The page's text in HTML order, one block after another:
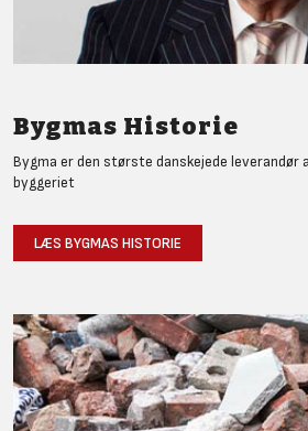
Bygmas Historie
Bygma er den største danskejede leverandør
byggeriet
LÆS BYGMAS HISTORIE